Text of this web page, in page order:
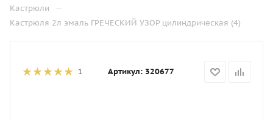
Кастрюли —
Кастрюля 2л эмаль ГРЕЧЕСКИЙ УЗОР цилиндрическая (4)
1 Артикул: 320677